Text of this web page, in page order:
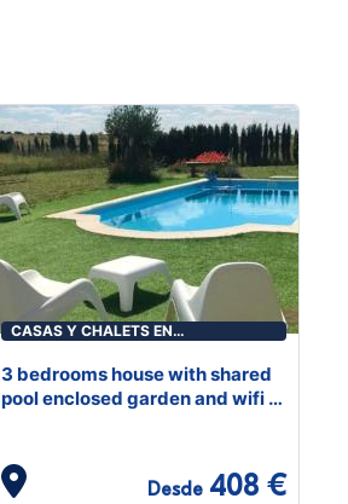
CASAS Y CHALETS EN
3 bedrooms house with shared
pool enclosed garden and wifi at
Desde 408 €